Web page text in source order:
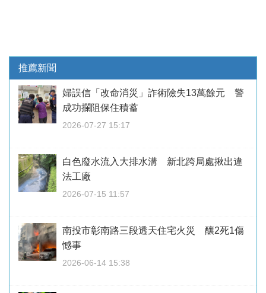
推薦新聞
婦誤信「改命消災」詐術險失13萬餘元 警
成功攔阻保住積蓄
2026-07-27 15:17
白色廢水流入大排水溝 新北跨局處揪出違
法工廠
2026-07-15 11:57
南投市彰南路三段透天住宅火災 釀2死1傷
憾事
2026-06-14 15:38